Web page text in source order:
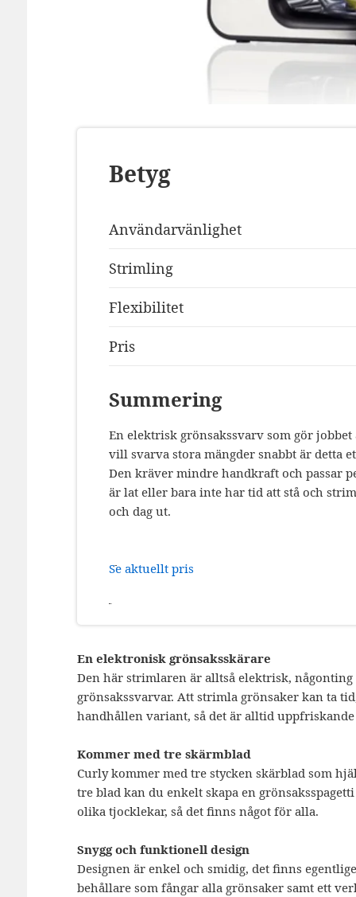
Betyg
Användarvänlighet
Strimling
Flexibilitet
Pris
Summering
En elektrisk grönsakssvarv som gör jobbet
vill svarva stora mängder snabbt är detta
Den kräver mindre handkraft och passar
är lat eller bara inte har tid att stå och
och dag ut.
Se aktuellt pris
En elektronisk grönsaksskärare
Den här strimlaren är alltså elektrisk,
grönsakssvarvar. Att strimla grönsaker kan ta
handhållen variant, så det är alltid
Kommer med tre skärmblad
Curly kommer med tre stycken skärblad som
tre blad kan du enkelt skapa en
olika tjocklekar, så det finns något för alla.
Snygg och funktionell design
Designen är enkel och smidig, det finns
behållare som fångar alla grönsaker samt ett